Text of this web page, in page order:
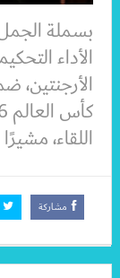
بسملة
الأداء
اللقاء،
مشاركة